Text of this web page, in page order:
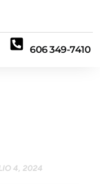
606 349-7410
4, 2024